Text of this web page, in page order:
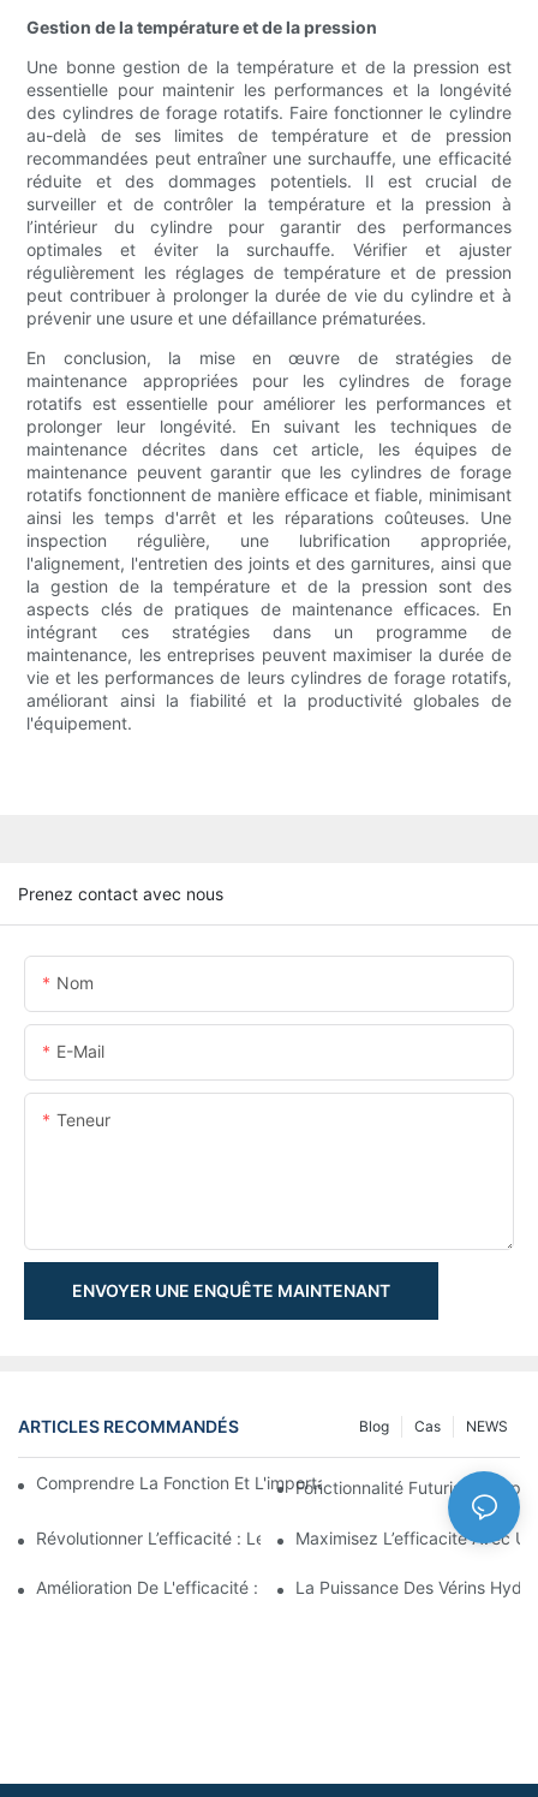
Gestion de la température et de la pression
Une bonne gestion de la température et de la pression est
essentielle pour maintenir les performances et la longévité
des cylindres de forage rotatifs. Faire fonctionner le cylindre
au-delà de ses limites de température et de pression
recommandées peut entraîner une surchauffe, une efficacité
réduite et des dommages potentiels. Il est crucial de
surveiller et de contrôler la température et la pression à
l’intérieur du cylindre pour garantir des performances
optimales et éviter la surchauffe. Vérifier et ajuster
régulièrement les réglages de température et de pression
peut contribuer à prolonger la durée de vie du cylindre et à
prévenir une usure et une défaillance prématurées.
En conclusion, la mise en œuvre de stratégies de
maintenance appropriées pour les cylindres de forage
rotatifs est essentielle pour améliorer les performances et
prolonger leur longévité. En suivant les techniques de
maintenance décrites dans cet article, les équipes de
maintenance peuvent garantir que les cylindres de forage
rotatifs fonctionnent de manière efficace et fiable, minimisant
ainsi les temps d'arrêt et les réparations coûteuses. Une
inspection régulière, une lubrification appropriée,
l'alignement, l'entretien des joints et des garnitures, ainsi que
la gestion de la température et de la pression sont des
aspects clés de pratiques de maintenance efficaces. En
intégrant ces stratégies dans un programme de
maintenance, les entreprises peuvent maximiser la durée de
vie et les performances de leurs cylindres de forage rotatifs,
améliorant ainsi la fiabilité et la productivité globales de
l'équipement.
Prenez contact avec nous
Nom
E-Mail
Teneur
ENVOYER UNE ENQUÊTE MAINTENANT
ARTICLES RECOMMANDÉS NEWS
Cas
Blog
Comprendre La Fonction Et L'importance Des Vérins
Fonctionnalité Futuriste :
Révolutionner L’efficacité : Le Vérin Télescopique Électrique
Maximisez L’efficacité Avec
Amélioration De L'efficacité : Les Avantages D'un Vérin
La Puissance Des Vérins